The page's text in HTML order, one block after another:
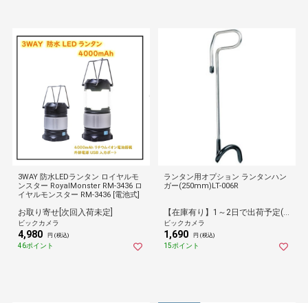
3WAY 防水LEDランタン ロイヤルモ
ンスター RoyalMonster RM-3436 ロ
イヤルモンスター RM-3436 [電池式]
お取り寄せ[次回入荷未定]
ビックカメラ
4,980 円 (税込)
46ポイント
ランタン用オプション ランタンハン
ガー(250mm)LT-006R
ビックカメラ
1,690 円 (税込)
15ポイント